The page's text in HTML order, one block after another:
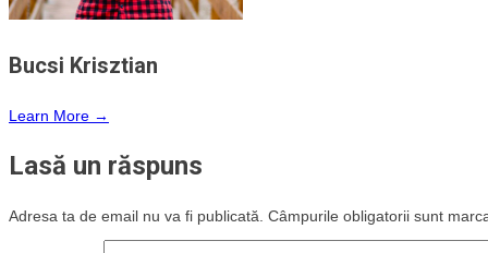
Bucsi Krisztian
Learn More →
Lasă un răspuns
Adresa ta de email nu va fi publicată. Câmpurile obligatorii sunt